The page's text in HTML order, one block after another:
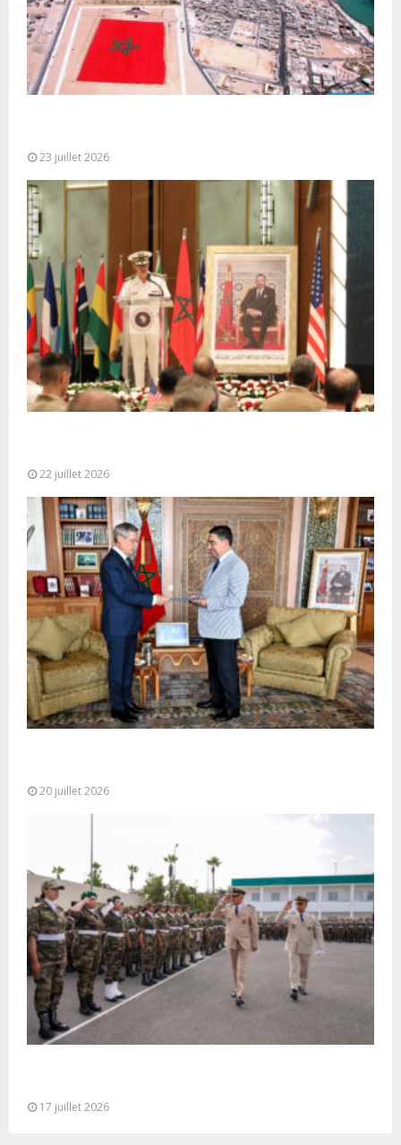
23 juillet 2026
22 juillet 2026
20 juillet 2026
17 juillet 2026